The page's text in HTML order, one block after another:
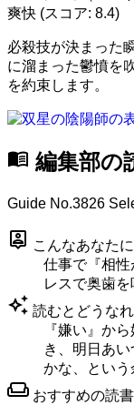
爽快 (スコア: 8.4)
必殺技が決まった
に溜まった鬱憤を
を約束します。
menu_book 編集部の
Guide No.3826
person_pin こんなあなた
仕事で『相性
レスで奥歯
auto_awesome 読むとどうな
『嫌い』か
き、明日あ
かな、という
weekend おすすめの読